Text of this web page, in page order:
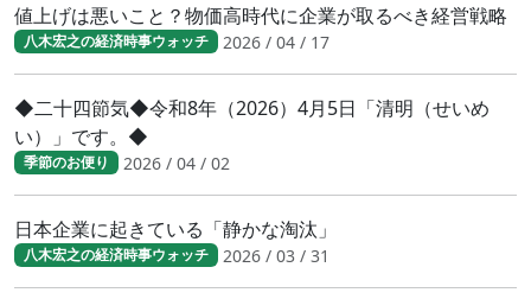
値上げは悪いこと？物価高時代に企業が取るべき経営戦略
八木宏之の経済時事ウォッチ 2026 / 04 / 17
◆二十四節気◆令和8年（2026）4月5日「清明（せいめ
い）」です。◆
季節のお便り 2026 / 04 / 02
日本企業に起きている「静かな淘汰」
八木宏之の経済時事ウォッチ 2026 / 03 / 31